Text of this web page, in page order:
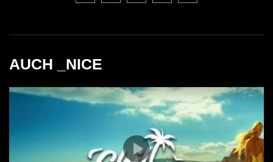
AUCH _NICE